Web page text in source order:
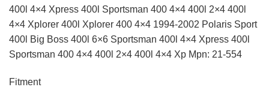
400l 4×4 Xpress 400l Sportsman 400 4×4 400l 2×4 400l
4×4 Xplorer 400l Xplorer 400 4×4 1994-2002 Polaris Sport
400l Big Boss 400l 6×6 Sportsman 400l 4×4 Xpress 400l
Sportsman 400 4×4 400l 2×4 400l 4×4 Xp Mpn: 21-554
Fitment